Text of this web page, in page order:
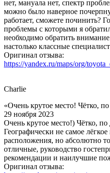
нет, мануала нет, спектр
можно было наверное
работает, сможете починить?
проблемы с которыми я
необходимо обратить
настолько классные
Оригинал отзыва:
https://yandex.ru/maps/org/
Charlie
«Очень крутое место! Чётко,
29 ноября 2023
Очень крутое место!) Чётко, по
Географически не самое
расположения, но абсолютно
отличные, руководство
рекомендации и наилучшие
Оригинал отзыва: